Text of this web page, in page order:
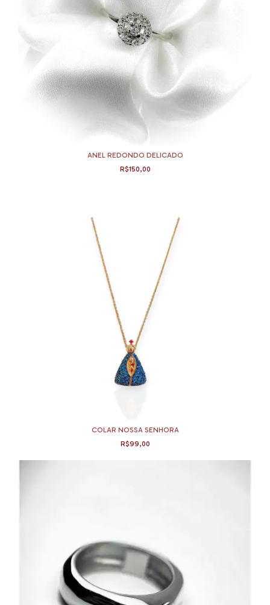
ANEL REDONDO DELICADO
R$150,00
COLAR NOSSA SENHORA
R$99,00